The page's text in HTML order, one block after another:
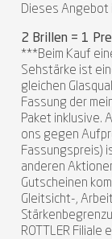
Dieses Angebot
2 Brillen = 1
***Beim Kauf
Sehstärke ist
gleichen
Fassung der
Paket inklusive.
ons gegen
Fassungspreis)
anderen
Gutscheinen
Gleitsicht-,
ROTTLER Filiale